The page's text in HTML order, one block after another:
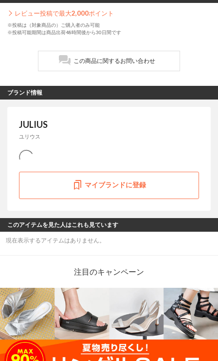
レビュー投稿で最大2,000ポイント
※投稿は（対象商品の）ご購入者のみ可能
※投稿可能期間は商品出荷48時間後から30日間です
この商品に関するお問い合わせ
ブランド情報
JULIUS
ユリウス
マイブランドに登録
このアイテムを見た人はこれも見ています
現在表示するアイテムはありません。
注目のキャンペーン